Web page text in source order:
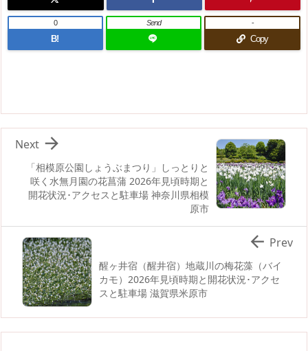
B!
0 Send
Copy
-
「相模原公園しょうぶまつり」しっとりと
咲く水無月園の花菖蒲 2026年見頃時期と
開花状況･アクセスと駐車場 神奈川県相模
原市

Next
醒ヶ井宿（醒井宿）地蔵川の梅花藻（バイ
カモ）2026年見頃時期と開花状況･アクセ
スと駐車場 滋賀県米原市
 Prev